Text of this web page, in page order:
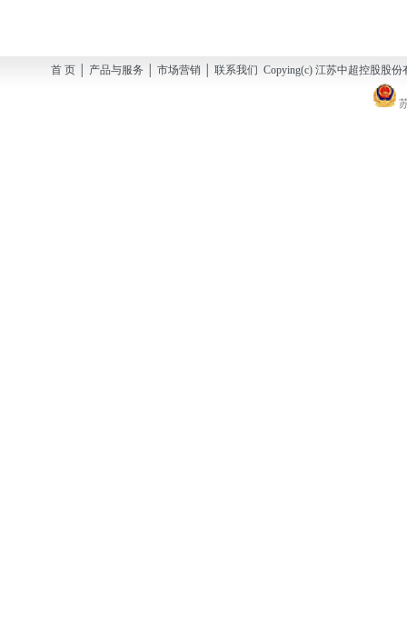
首 页 │ 产品与服务 │ 市场营销 │ 联系我们 Copying(c) 江苏中超控股股